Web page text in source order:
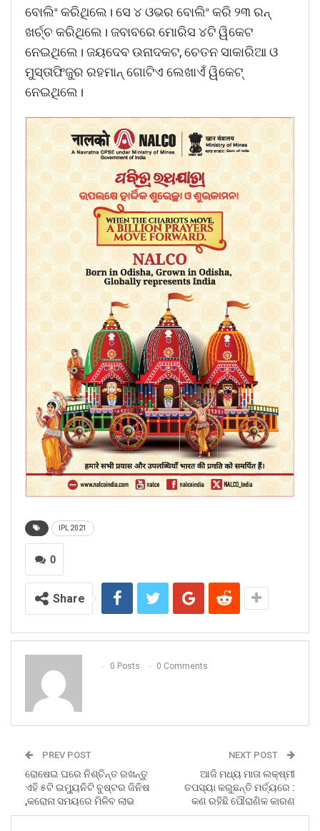
ବୋଲିଂ କରିଥିଲେ। ସେ ୪ ଓଭର ବୋଲିଂ କରି ୨୩ ରନ୍‌
ଖର୍ଚ୍ଚ କରିଥିଲେ। ଜବାବରେ ମୋରିସ ୪ଟି ୱିକେଟ
ନେଇଥିଲେ। ଜୟଦେବ ଉନାଦକଟ, ଚେତନ ସାକାରିଆ ଓ
ମୁସ୍ତାଫିଜୁର ରହମାନ୍‌ ଗୋଟିଏ ଲେଖାଏଁ ୱିକେଟ୍‌
ନେଇଥିଲେ।
IPL 2021
0
Share
0 Posts 0 Comments
PREV POST
ରୋଷେଇ ଘରେ ନିଶ୍ଚିନ୍ତ ରଖନ୍ତୁ
ଏହି ୫ଟି ଇମ୍ୟୁନିଟି ବୁଷ୍ଟର ଜିନିଷ
,କରୋନା ସମୟରେ ମିଳିବ ଲାଭ
NEXT POST
ଆଜି ମଧ୍ୟ ମାତା ଲକ୍ଷ୍ମୀ
ତପସ୍ୟା କରୁଛନ୍ତି ମର୍ତ୍ୟରେ :
କଣ ରହିଛି ପୌରାଣିକ କାରଣ